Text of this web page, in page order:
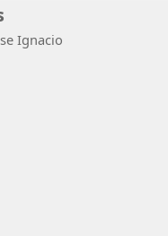
Ignacio